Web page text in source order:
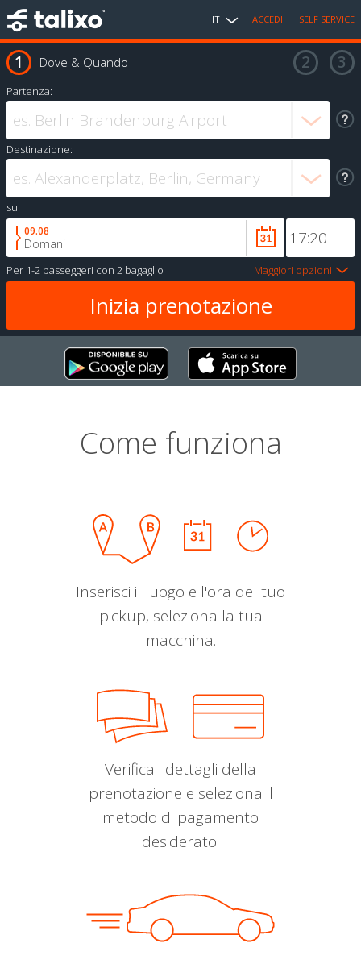
IT ACCEDI SELF SERVICE
Dove & Quando
Partenza:
Destinazione:
su:
09.08
Domani
Per 1-2 passeggeri con 2 bagaglio Maggiori opzioni
Come funziona
Inserisci il luogo e l'ora del tuo
pickup, seleziona la tua
macchina.
Verifica i dettagli della
prenotazione e seleziona il
metodo di pagamento
desiderato.